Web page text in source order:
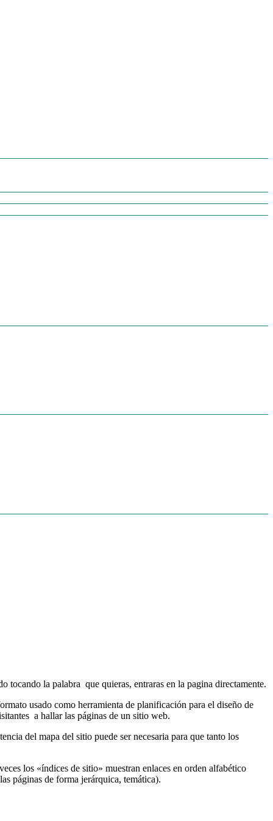
tocando la palabra que quieras, entraras en la pagina directamente.
usado como herramienta de planificación para el diseño de
a hallar las páginas de un sitio web.
del mapa del sitio puede ser necesaria para que tanto los
los «índices de sitio» muestran enlaces en orden alfabético
páginas de forma jerárquica, temática).